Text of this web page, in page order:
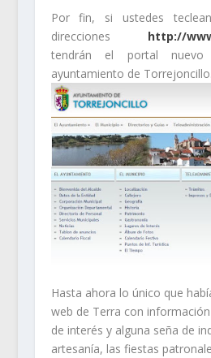
Por fin, si ustedes
direcciones http://
tendrán el portal
ayuntamiento de Torrejoncillo.
Hasta ahora lo único que
web de Terra con
de interés y alguna seña de
artesanía, las fiestas